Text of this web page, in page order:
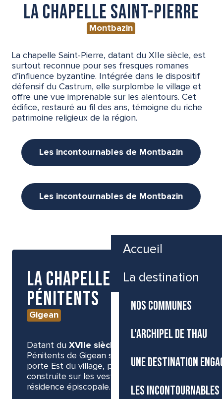
Accueil
La destination
NOS COMMUNES
L'ARCHIPEL DE THAU
UNE DESTINATION
LES
La chapelle Saint-Pierre
Montbazin
La chapelle Saint-Pierre, datant du XIIe siècle, est
surtout reconnue pour ses fresques romanes
d’influence byzantine. Intégrée dans le dispositif
défensif du Castrum, elle surplombe le village et
offre une vue imprenable sur les alentours. Cet
édifice, restauré au fil des ans, témoigne du riche
patrimoine religieux de la région.
Les incontournables de Montbazin
Les incontournables de Montbazin
La chapelle des
Pénitents
Gigean
Datant du XVIIe siècle
Pénitents de Gigean se situe près de la
porte Est du village, probablement
construite sur les vestiges de l’ancienne
résidence épiscopale.